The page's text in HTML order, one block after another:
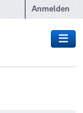
Anmelden